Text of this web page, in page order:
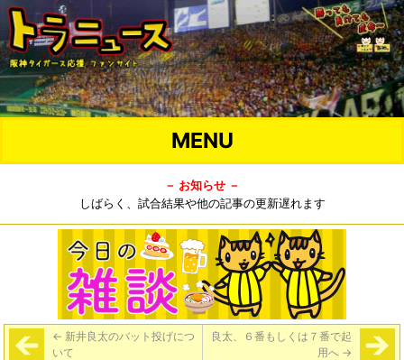
MENU
－ お知らせ －
しばらく、試合結果や他の記事の更新遅れます
← 新井良太のバット投げにつ
いて
良太、６番もしくは７番で起
用へ →